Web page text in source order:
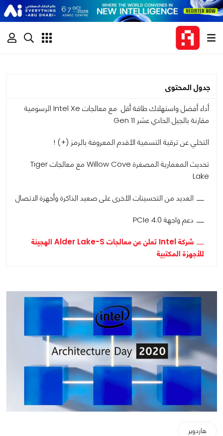
جدول المحتوى
أداء أفضل واستهلاك طاقة أقل مع معالجات Intel Xe الرسومية
مقارنة بالجيل الحادي عشر Gen 11
التخلي عن ترقية التسمية الأقدم المعروفة بالرمز (+) !
تحديث المعمارية المصغرة Willow Cove مع معالجات Tiger
Lake
العديد من التحسينات الأخرى على صعيد الذاكرة وأجهزة الاتصال
دعم واجهة PCIe 4.0
شركة Intel تعلن عن معالجات Alder Lake-S الهجينة
للأجهزة المكتبية
هاردوير